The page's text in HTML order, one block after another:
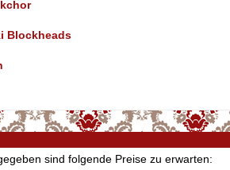
Blockheads
sind folgende Preise zu erwarten: